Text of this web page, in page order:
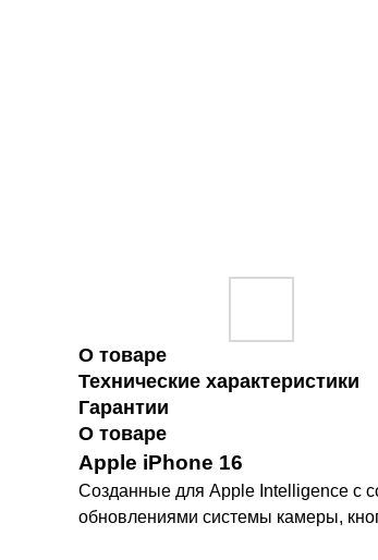
О товаре
Технические характеристики
Гарантии
О товаре
Apple iPhone 16
Созданные для Apple Intelligence с
обновлениями системы камеры,